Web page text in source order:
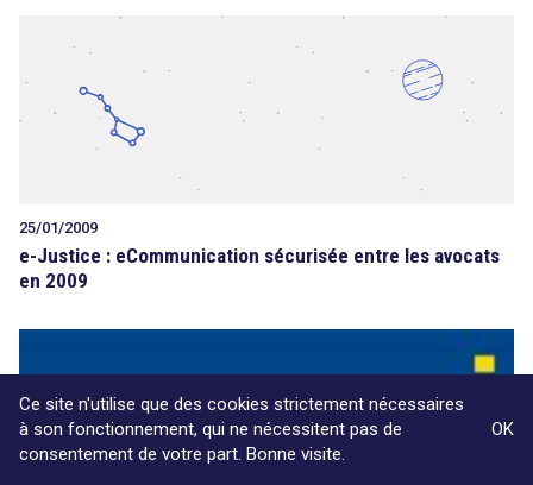
25/01/2009
e-Justice : eCommunication sécurisée entre les avocats
en 2009
Ce site n'utilise que des cookies strictement nécessaires
à son fonctionnement, qui ne nécessitent pas de
consentement de votre part. Bonne visite.
OK